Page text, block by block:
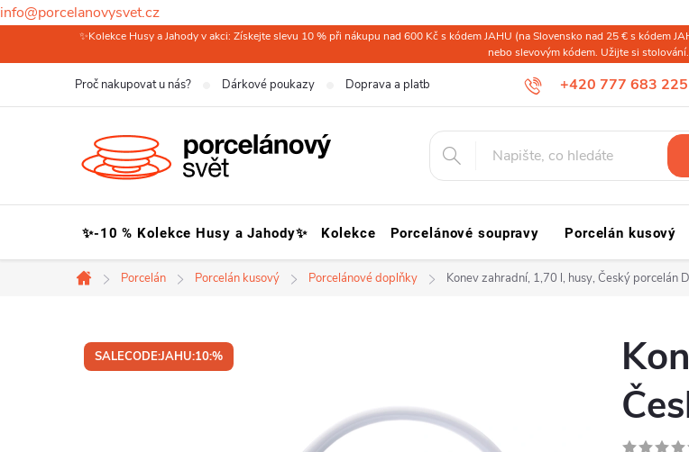
info@porcelanovysvet.cz
na
✨Kolekce Husy a Jahody v akci: Získejte slevu 10 % při nákupu nad 600 Kč s kódem JAHU (na Slovensko nad 25 € s kódem
nebo slevovým kódem. Užijte si
+420 777 683 225
Proč nakupovat u nás? Dárkové poukazy Doprava a platba ČR Doprava a platba Slovensko a svět
✨-10 % Kolekce Husy a Jahody✨ Kolekce Porcelánové soupravy Porcelán kusový
Domů
Porcelán Porcelán kusový Porcelánové doplňky Konev zahradní, 1,70 l, husy, Český porcelán
SALECODE:JAHU:10:%